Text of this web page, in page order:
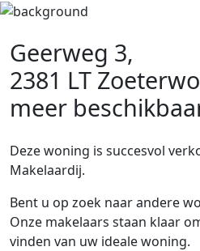
Geerweg 3,
2381 LT
meer
Deze woning is succesvol
Makelaardij.
Bent u op zoek naar andere
Onze makelaars staan klaar
vinden van uw ideale woning.